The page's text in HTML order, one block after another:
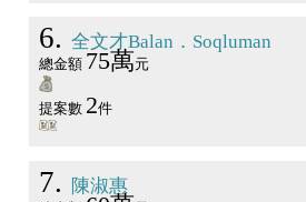
6 全文才Balan．Soqluman
總金額 75萬元
提案數 2件
7 陳淑惠